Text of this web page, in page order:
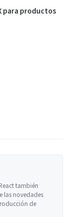
para productos
también
las novedades
de